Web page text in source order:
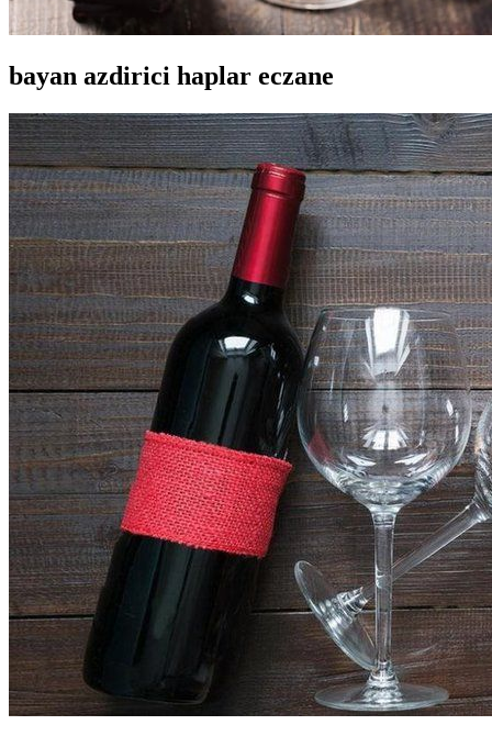
bayan azdirici haplar eczane